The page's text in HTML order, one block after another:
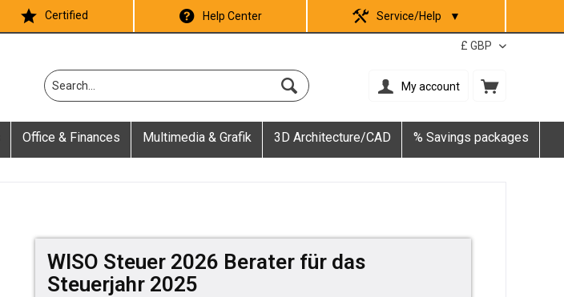
Certified Help Center Service/Help ▼
My account
Office & Finances Multimedia & Grafik 3D Architecture/CAD % Savings packages
WISO Steuer 2026 Berater für das
Steuerjahr 2025